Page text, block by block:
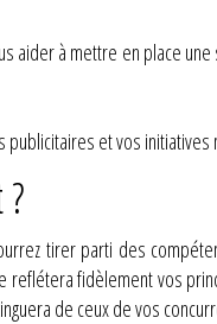
aider à mettre en place
et vos initiatives
tirer parti des
fidèlement vos
de ceux de vos